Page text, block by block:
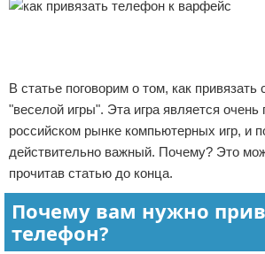
В статье поговорим о том, как привязать
"веселой игры". Эта игра является очень
российском рынке компьютерных игр, и
действительно важный. Почему? Это
прочитав статью до конца.
Почему вам нужно
телефон?